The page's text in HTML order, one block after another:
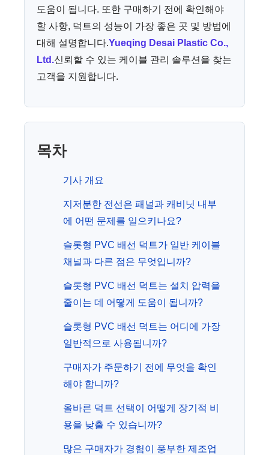
도움이 됩니다. 또한 구매하기 전에 확인해야
할 사항, 덕트의 성능이 가장 좋은 곳 및 방법에
대해 설명합니다.Yueqing Desai Plastic Co.,
Ltd.신뢰할 수 있는 케이블 관리 솔루션을 찾는
고객을 지원합니다.
목차
기사 개요
지저분한 전선은 패널과 캐비닛 내부
에 어떤 문제를 일으키나요?
슬롯형 PVC 배선 덕트가 일반 케이블
채널과 다른 점은 무엇입니까?
슬롯형 PVC 배선 덕트는 설치 압력을
줄이는 데 어떻게 도움이 됩니까?
슬롯형 PVC 배선 덕트는 어디에 가장
일반적으로 사용됩니까?
구매자가 주문하기 전에 무엇을 확인
해야 합니까?
올바른 덕트 선택이 어떻게 장기적 비
용을 낮출 수 있습니까?
많은 구매자가 경험이 풍부한 제조업